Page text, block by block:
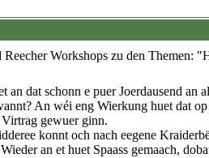
Workshops zu den Themen:
an dat schonn e puer Joerdausend
An wéi eng Wierkung huet dat op
gewuer ginn.
konnt och nach eegene
an et huet Spaass gemaach,